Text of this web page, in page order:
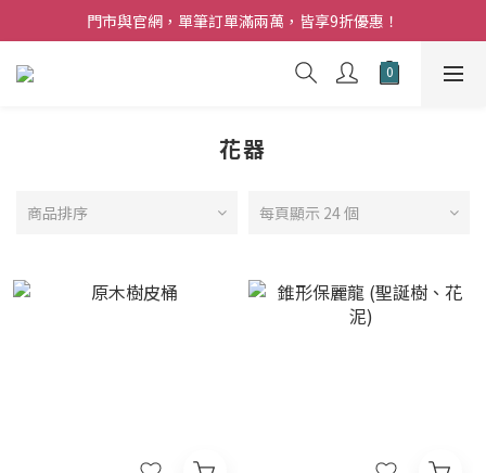
夏日購花福利．消費不限金額【贈】乾燥玫瑰乙束
門市與官網，單筆訂單滿兩萬，皆享9折優惠！
夏日購花福利．消費不限金額【贈】乾燥玫瑰乙束
花器
商品排序 每頁顯示 24 個